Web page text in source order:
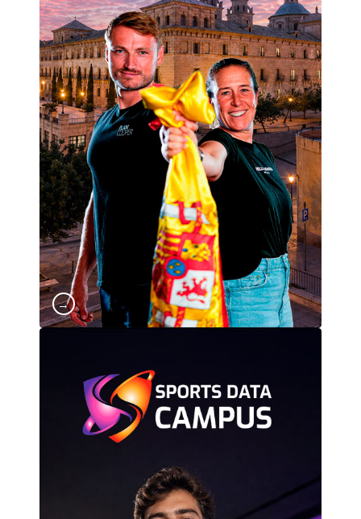
→
nuestra universidad fue reconocida por
prestigiosos rankings internacionales,
situándose entre las 10 mejores universidades
de Europa en Calidad de enseñanza, según el
ranking Times Higher Education (THE). Estamos
entre las universidades españolas con menor
tasa de abandono y mejor nivel de
empleabilidad de sus estudiantes. En UCAM
estamos en constante evolución y a la
vanguardia en tecnología y herramientas para
una experiencia de aprendizaje de referencia
nacional e internacional.
CERTIFICACIÓN OFICIAL SDC
Sports Data Campus es la escuela de referencia
en formación especializada en Big Data,
aplicada al deporte. Nacimos para dar
respuesta a una realidad cada vez más
evidente: el deporte profesional ya no se